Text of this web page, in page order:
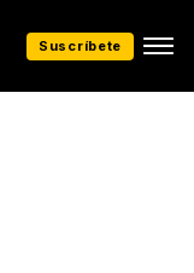
Suscríbete